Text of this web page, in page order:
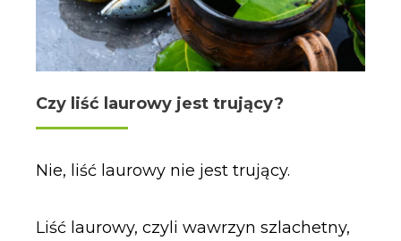
Czy liść laurowy jest trujący?
Nie, liść laurowy nie jest trujący.
Liść laurowy, czyli wawrzyn szlachetny,